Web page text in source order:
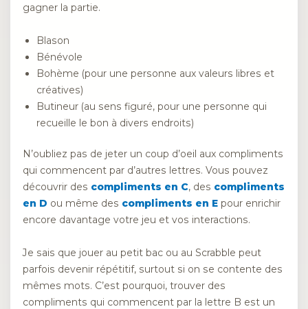
gagner la partie.
Blason
Bénévole
Bohème (pour une personne aux valeurs libres et
créatives)
Butineur (au sens figuré, pour une personne qui
recueille le bon à divers endroits)
N’oubliez pas de jeter un coup d’oeil aux compliments
qui commencent par d’autres lettres. Vous pouvez
découvrir des compliments en C, des compliments
en D ou même des compliments en E pour enrichir
encore davantage votre jeu et vos interactions.
Je sais que jouer au petit bac ou au Scrabble peut
parfois devenir répétitif, surtout si on se contente des
mêmes mots. C’est pourquoi, trouver des
compliments qui commencent par la lettre B est un